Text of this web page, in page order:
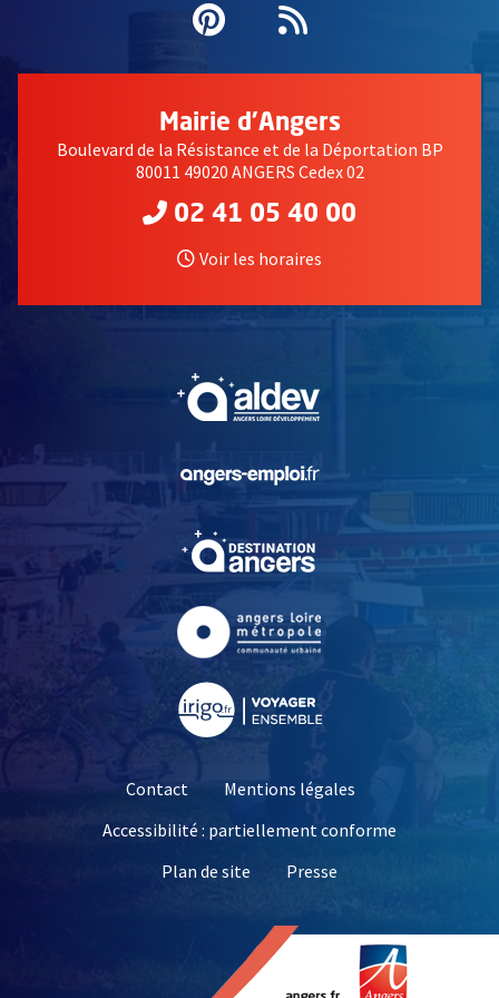
Pinterest
, Ouvre une
Flux RSS
Mairie d'Angers
Boulevard de la Résistance et de la Déportation BP
80011 49020 ANGERS Cedex 02
02 41 05 40 00
Voir les horaires
, Ouvre une nouvelle
, Ouvre une nouvelle
Contact
Mentions légales
Accessibilité : partiellement conforme
Plan de site
Presse